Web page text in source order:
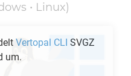
• Linux)
Vertopal CLI SVGZ
um.